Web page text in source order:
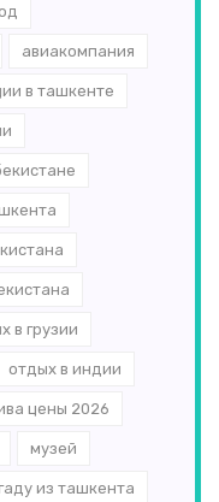
авиакомпания
в ташкенте
в грузии
отдых в индии
цены 2026
музей
из ташкента